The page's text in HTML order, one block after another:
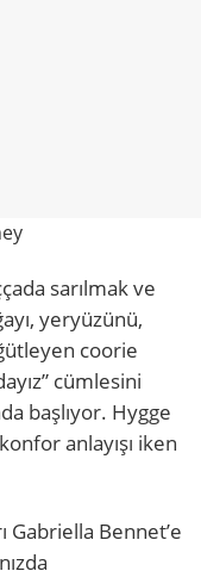
sarılmak ve
yeryüzünü,
coorie
cümlesini
başlıyor. Hygge
anlayışı iken
Gabriella Bennet’e